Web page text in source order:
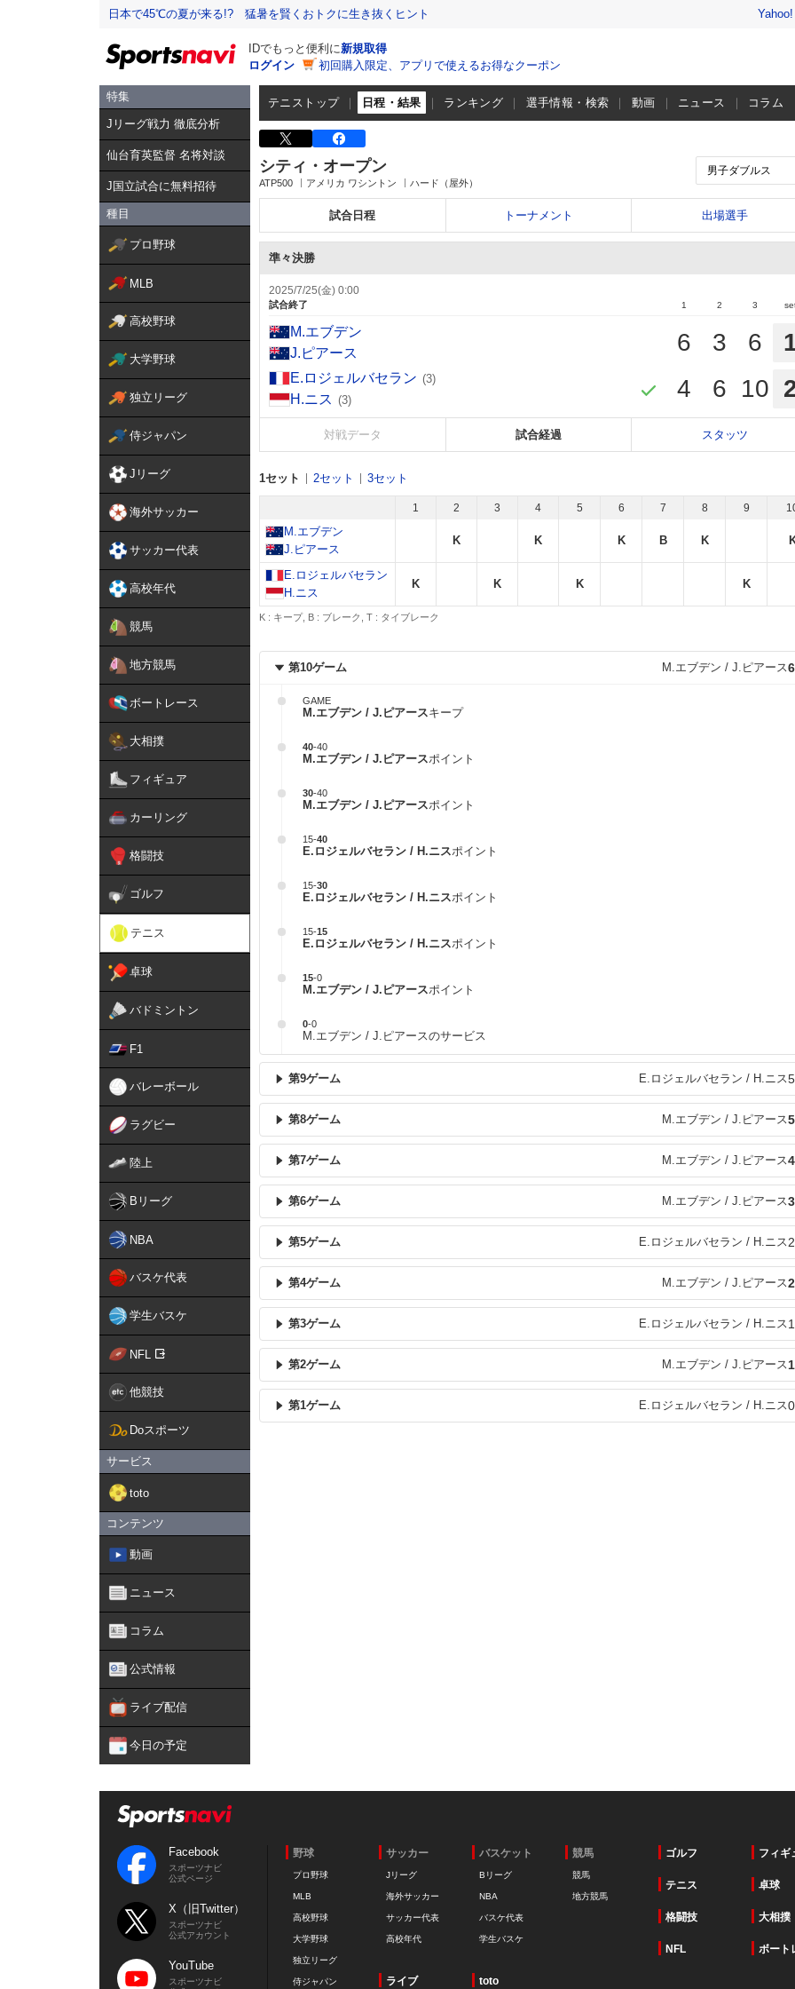
日本で45℃の夏が来る!? 猛暑を賢くおトクに生き抜くヒント
IDでもっと便利に新規取得
ログイン
初回購入限定、アプリで使えるお得なクーポン
特集
Jリーグ戦力 徹底分析
仙台育英監督 名将対談
J国立試合に無料招待
種目
プロ野球
MLB
高校野球
大学野球
独立リーグ
侍ジャパン
Jリーグ
海外サッカー
サッカー代表
高校年代
競馬
地方競馬
ボートレース
大相撲
フィギュア
カーリング
格闘技
ゴルフ
テニス
卓球
バドミントン
F1
バレーボール
ラグビー
陸上
Bリーグ
NBA
バスケ代表
学生バスケ
NFL
他競技
Doスポーツ
サービス
toto
コンテンツ
動画
ニュース
コラム
公式情報
ライブ配信
今日の予定
テニストップ 日程・結果 ランキング 選手情報・検索 動画 ニュース コラム
シティ・オープン
ATP500 アメリカ ワシントン ハード（屋外）
試合日程 トーナメント 出場選手
準々決勝
2025/7/25(金) 0:00
試合終了 1 2 3
M.エブデン
J.ピアース
6 3 6
E.ロジェルバセラン (3)
H.ニス (3) 4 6 10
対戦データ 試合経過 スタッツ
1セット 2セット 3セット
1 2 3 4 5 6 7 8 9
M.エブデン
J.ピアース
K K K B K
E.ロジェルバセラン
H.ニス
K K K K
K : キープ, B : ブレーク, T : タイブレーク
第10ゲーム M.エブデン / J.ピアース6
GAME
M.エブデン / J.ピアースキープ
40-40
M.エブデン / J.ピアースポイント
30-40
M.エブデン / J.ピアースポイント
15-40
E.ロジェルバセラン / H.ニスポイント
15-30
E.ロジェルバセラン / H.ニスポイント
15-15
E.ロジェルバセラン / H.ニスポイント
15-0
M.エブデン / J.ピアースポイント
0-0
M.エブデン / J.ピアースのサービス
第9ゲーム E.ロジェルバセラン / H.ニス5
第8ゲーム M.エブデン / J.ピアース5
第7ゲーム M.エブデン / J.ピアース4
第6ゲーム M.エブデン / J.ピアース3
第5ゲーム E.ロジェルバセラン / H.ニス2
第4ゲーム M.エブデン / J.ピアース2
第3ゲーム E.ロジェルバセラン / H.ニス1
第2ゲーム M.エブデン / J.ピアース1
第1ゲーム E.ロジェルバセラン / H.ニス0
Facebook
スポーツナビ
公式ページ
X（旧Twitter）
スポーツナビ
公式アカウント
YouTube
スポーツナビ
野球
プロ野球
MLB
高校野球
大学野球
独立リーグ
侍ジャパン
サッカー
Jリーグ
海外サッカー
サッカー代表
高校年代
バスケット
Bリーグ
NBA
バスケ代表
学生バスケ
競馬
競馬
地方競馬
ゴルフ フィギ
テニス 卓球
格闘技 大相撲
NFL ボート
ライブ toto